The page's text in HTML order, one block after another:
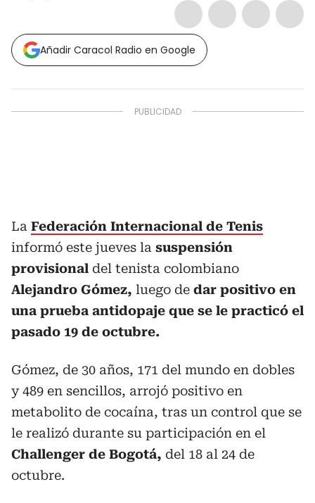
Añadir Caracol Radio en Google
La Federación Internacional de Tenis
informó este jueves la suspensión
provisional del tenista colombiano
Alejandro Gómez, luego de dar positivo en
una prueba antidopaje que se le practicó el
pasado 19 de octubre.
Gómez, de 30 años, 171 del mundo en dobles
y 489 en sencillos, arrojó positivo en
metabolito de cocaína, tras un control que se
le realizó durante su participación en el
Challenger de Bogotá, del 18 al 24 de
octubre.